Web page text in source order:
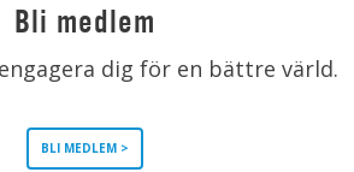
Bli medlem
dig för en bättre värld.
BLI MEDLEM >